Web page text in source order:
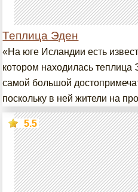
Теплица Эден
«На юге Исландии есть
котором находилась теплица
самой большой
поскольку в ней жители на
5.5